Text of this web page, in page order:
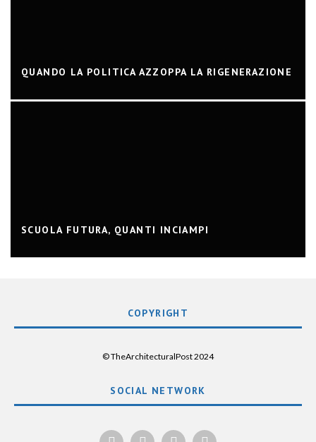
QUANDO LA POLITICA AZZOPPA LA RIGENERAZIONE
SCUOLA FUTURA, QUANTI INCIAMPI
COPYRIGHT
© TheArchitecturalPost 2024
SOCIAL NETWORK
x facebookinstagramlinkedin